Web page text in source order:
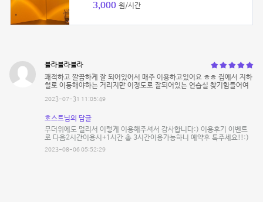
3,000 원/시간
블라블라블라
쾌적하고 깔끔하게 잘 되어있어서 매주 이용하고있어요 ㅎㅎ 집에서 지하
철로 이동해야하는 거리지만 이정도로 잘되어있는 연습실 찾기힘들어여
2023-07-31 11:05:49
호스트님의 답글
무더위에도 멀리서 이렇게 이용해주셔서 감사합니다:) 이용후기 이벤트
로 다음2시간이용시+1시간 총 3시간이용가능하니 예약후 톡주세요!!:)
2023-08-06 05:52:29